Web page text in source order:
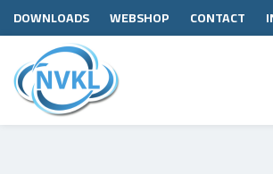
DOWNLOADS WEBSHOP CONTACT